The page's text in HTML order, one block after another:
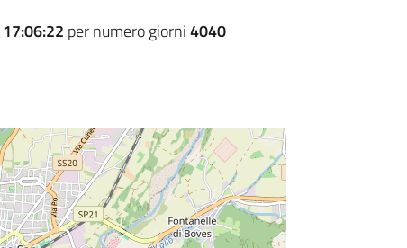
17:06:22 per numero giorni4040